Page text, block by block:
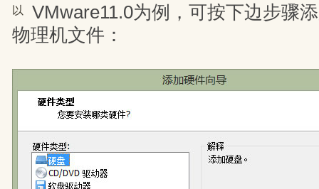
以
VMware11.0为例，可按下边步骤
物理机文件：